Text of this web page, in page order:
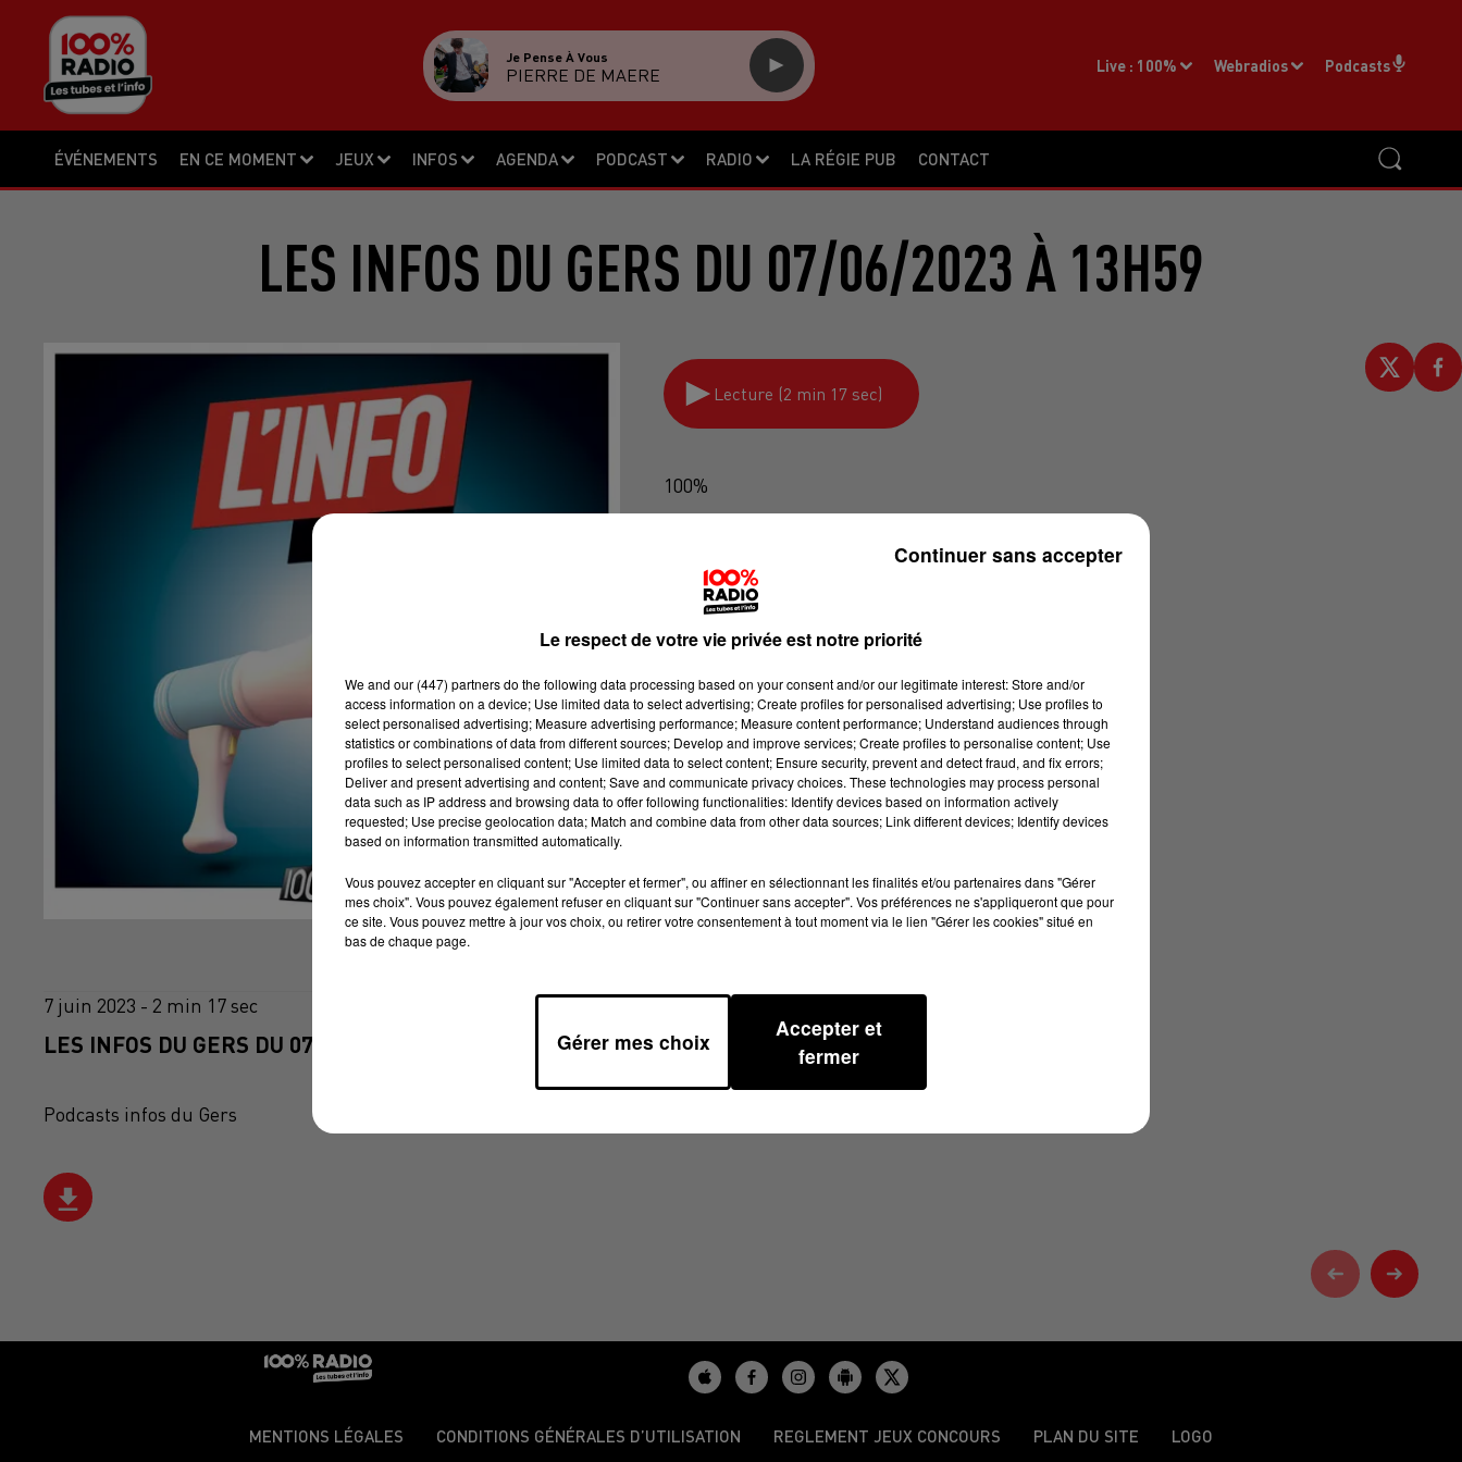
ÉVÉNEMENTS EN CE MOMENT JEUX INFOS AGENDA PODCAST RADIO LA RÉGIE PUB CONTACT
Live : 100% Webradios Podcasts
Je Pense À Vous
PIERRE DE MAERE
LES INFOS DU GERS DU 07/06/2023 À 13H59
Lecture (2 min 17 sec)
100%
7 juin 2023 - 2 min 17 sec
LES INFOS DU GERS DU 07/06/2023 À 13H59
Podcasts infos du Gers
MENTIONS LÉGALES CONDITIONS GÉNÉRALES D’UTILISATION REGLEMENT JEUX CONCOURS PLAN DU SITE LOGO
Le respect de votre vie privée est notre priorité
We and our (447) partnersdo the following data processing based on your consent and/or our legitimate interest: Store and/or
access information on a device; Use limited data to select advertising; Create profiles for personalised advertising; Use profiles to
select personalised advertising; Measure advertising performance; Measure content performance; Understand audiences through
statistics or combinations of data from different sources; Develop and improve services; Create profiles to personalise content; Use
profiles to select personalised content; Use limited data to select content; Ensure security, prevent and detect fraud, and fix errors;
Deliver and present advertising and content; Save and communicate privacy choices. These technologies may process personal
data such as IP address and browsing data to offer following functionalities: Identify devices based on information actively
requested; Use precise geolocation data; Match and combine data from other data sources; Link different devices; Identify devices
based on information transmitted automatically.
Vous pouvez accepter en cliquant sur "Accepter et fermer", ou affiner en sélectionnant les finalités et/ou partenaires dans "Gérer
mes choix". Vous pouvez également refuser en cliquant sur "Continuer sans accepter". Vos préférences ne s'appliqueront que pour
ce site. Vous pouvez mettre à jour vos choix, ou retirer votre consentement à tout moment via le lien "Gérer les cookies" situé en
bas de chaque page.
Gérer mes choix
Accepter et
fermer
Continuer sans accepter